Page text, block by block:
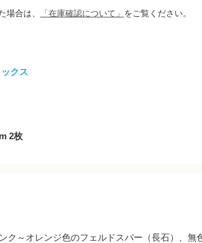
場合は、
「在庫確認について」 をご覧ください。
クス
2枚
ク～オレンジ色のフェルドスパー（長石）、無